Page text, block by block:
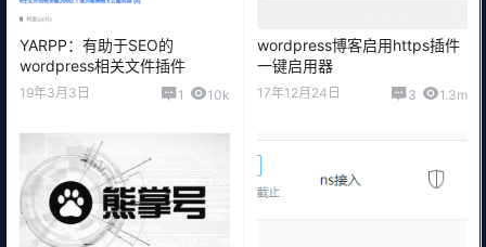
YARPP：有助于SEO的
wordpress相关文件插件
19年3月3日 1 10k
wordpress博客启用https插件
一键启用器
17年12月24日 3 1.3m